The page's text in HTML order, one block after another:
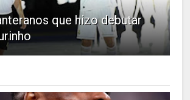
que hizo debutar